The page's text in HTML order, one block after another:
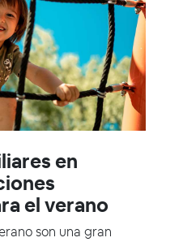
en
el verano
son una gran